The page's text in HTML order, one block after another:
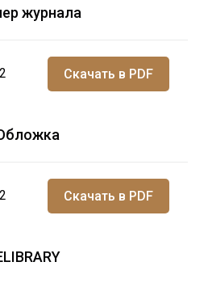
журнала
Скачать в PDF
Скачать в PDF